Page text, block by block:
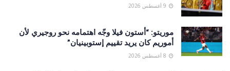
موريتو: “أستون فيلا وجّه اهتمامه نحو روجيري لأن
أموريم كان يريد تقييم إستوبينيان”